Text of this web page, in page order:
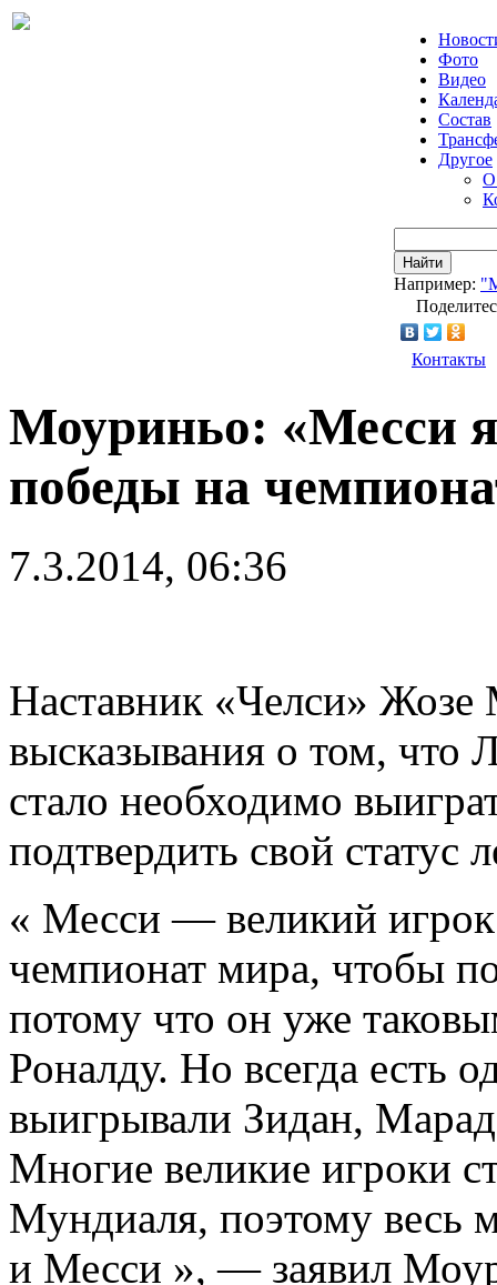
Фото
Видео
Состав
Другое
О
Найти
Например:
Контакты
Моуриньо: «Месси
победы на
7.3.2014, 06:36
Наставник «Челси»
высказывания о том,
стало необходимо
подтвердить свой статус
« Месси — великий
чемпионат мира, чтобы
потому что он уже
Роналду. Но всегда есть
выигрывали Зидан,
Многие великие игроки
Мундиаля, поэтому весь
и Месси », — заявил